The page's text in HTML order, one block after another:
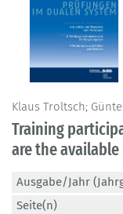
Klaus Troltsch;
Training
are the
Ausgabe/Jahr
Seite(n)